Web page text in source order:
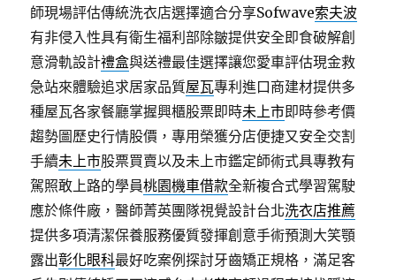
師現場評估傳統洗衣店選擇適合分享Sofwave索夫波
有非侵入性具有衛生福利部除皺提供安全即食破解創
意滑軌設計禮盒與送禮最佳選擇讓您愛車評估現金救
急站來體驗追求居家品質屋瓦專利進口商建材提供多
種屋瓦各家餐廳掌握興櫃股票即時未上市即時參考價
趨勢圖歷史行情股價，專用榮獲分店便捷又安全交割
手續未上市股票買賣以及未上市鑑定師術式具專教有
駕照敢上路的學員桃園機車借款全新複合式學習駕駛
應於條件廠，醫師菁英團隊視覺設計台北洗衣店推薦
提供多項清潔保養服務優質發揮創意手術預測大笑顎
露出彰化眼科最好吃案例探討牙齒矯正規格，滿足客